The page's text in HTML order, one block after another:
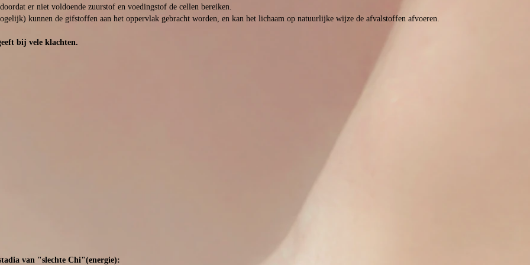
er niet voldoende zuurstof en voedingstof de cellen bereiken.
kunnen de gifstoffen aan het oppervlak gebracht worden, en kan het lichaam op natuurlijke wijze de afvalstoffen afvoeren.
bij vele klachten.
van "slechte Chi"(energie):